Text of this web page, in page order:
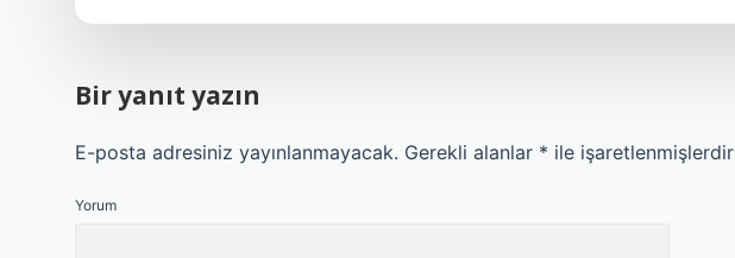
Bir yanıt yazın
E-posta adresiniz yayınlanmayacak. Gerekli alanlar * ile işaretlenmişlerdir
Yorum